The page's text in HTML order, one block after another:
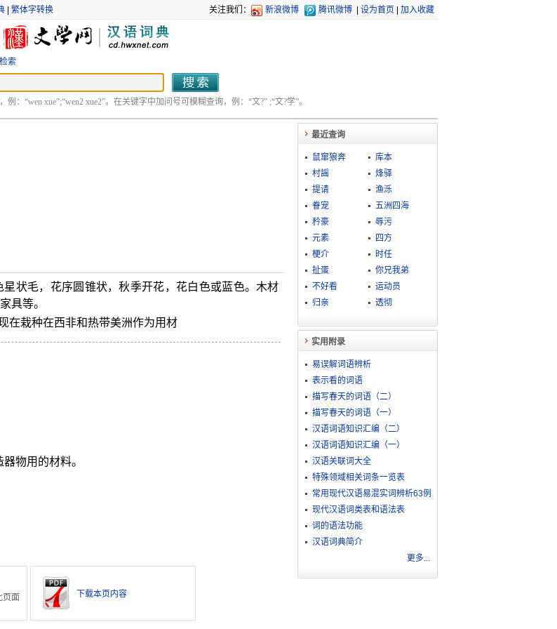
| 繁体字转换 关注我们： 新浪微博 腾讯微博 设为首页 加入收藏
索
例：“wen xue”;“wen2 xue2”。在关键字中加问号可模糊查询，例：“文?” ;“文?学”。
状毛，花序圆锥状，秋季开花，花白色或蓝色。木材
具等。
在栽种在西非和热带美洲作为用材
物用的材料。
页面
下载本页内容
最近查询
鼠窜狼奔
库本
村謡
烽驿
提请
渔泺
眷宠
五洲四海
矜豪
辱污
元素
四方
梗介
时任
扯蛋
你兄我弟
不好看
运动员
归亲
透彻
实用附录
易误解词语辨析
表示看的词语
描写春天的词语（二）
描写春天的词语（一）
汉语词语知识汇编（二）
汉语词语知识汇编（一）
汉语关联词大全
特殊领域相关词条一览表
常用现代汉语易混实词辨析63例
现代汉语词类表和语法表
词的语法功能
汉语词典简介
更多...